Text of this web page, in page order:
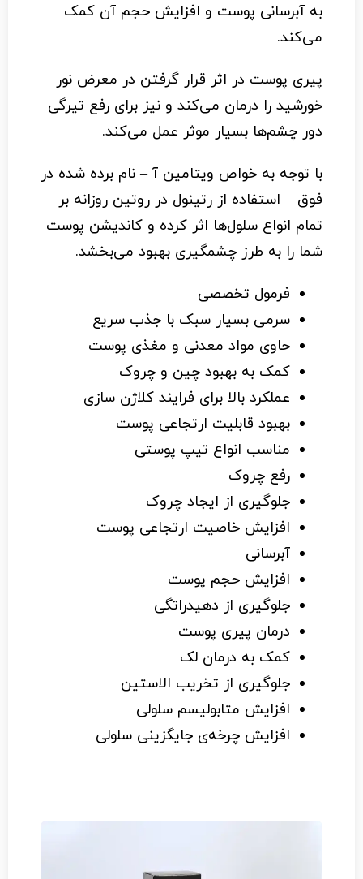
به آبرسانی پوست و افزایش حجم آن کمک
می‌کند.
پیری پوست در اثر قرار گرفتن در معرض نور
خورشید را درمان می‌کند و نیز برای رفع تیرگی
دور چشم‌ها بسیار موثر عمل می‌کند.
با توجه به خواص ویتامین آ – نام برده شده در
فوق – استفاده از رتینول در روتین روزانه بر
تمام انواع سلول‌ها اثر کرده و کاندیشن پوست
شما را به طرز چشمگیری بهبود می‌بخشد.
فرمول تخصصی
سرمی بسیار سبک با جذب سریع
حاوی مواد معدنی و مغذی پوست
کمک به بهبود چین و چروک
عملکرد بالا برای فرایند کلاژن سازی
بهبود قابلیت ارتجاعی پوست
مناسب انواع تیپ پوستی
رفع چروک
جلوگیری از ایجاد چروک
افزایش خاصیت ارتجاعی پوست
آبرسانی
افزایش حجم پوست
جلوگیری از دهیدراتگی
درمان پیری پوست
کمک به درمان لک
جلوگیری از تخریب الاستین
افزایش متابولیسم سلولی
افزایش چرخه‌ی جایگزینی سلولی